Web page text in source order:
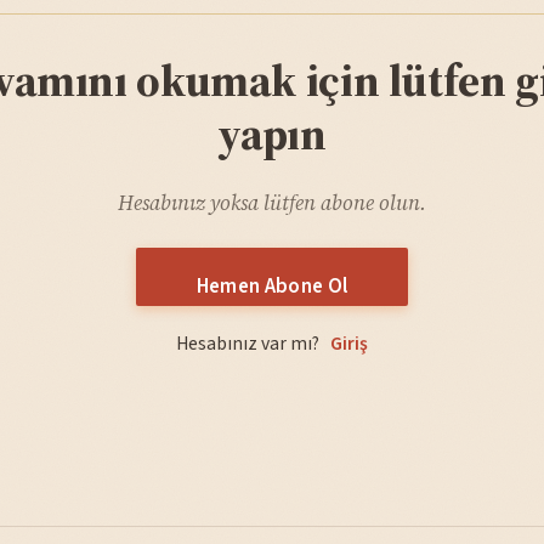
okumak için lütfen
yapın
Hesabınız yoksa lütfen abone olun.
Hemen Abone Ol
Hesabınız var mı? Giriş